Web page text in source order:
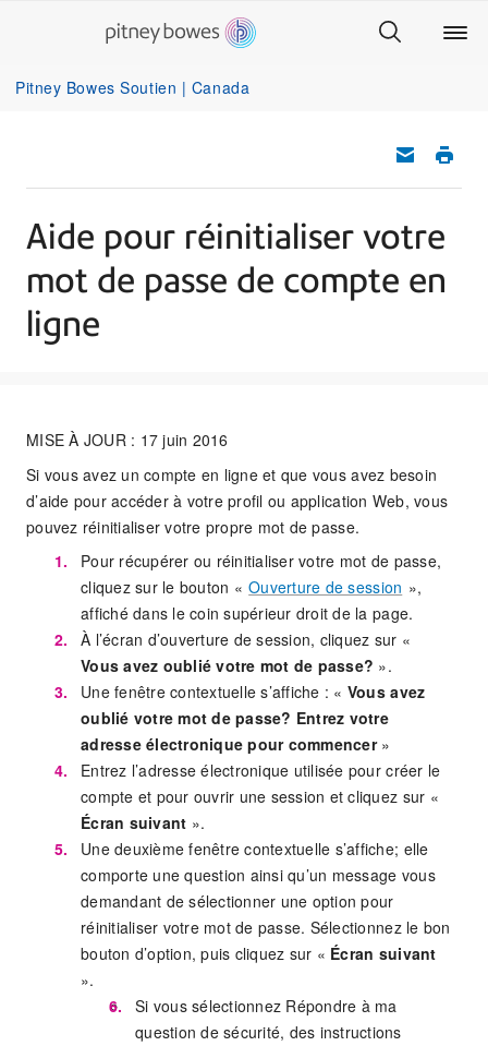
Pitney Bowes Soutien | Canada
Aide pour réinitialiser votre
mot de passe de compte en
ligne
MISE À JOUR : 17 juin 2016
Si vous avez un compte en ligne et que vous avez besoin
d’aide pour accéder à votre profil ou application Web, vous
pouvez réinitialiser votre propre mot de passe.
Pour récupérer ou réinitialiser votre mot de passe,
cliquez sur le bouton « Ouverture de session »,
affiché dans le coin supérieur droit de la page.
À l’écran d’ouverture de session, cliquez sur «
Vous avez oublié votre mot de passe? ».
Une fenêtre contextuelle s’affiche : « Vous avez
oublié votre mot de passe? Entrez votre
adresse électronique pour commencer »
Entrez l’adresse électronique utilisée pour créer le
compte et pour ouvrir une session et cliquez sur «
Écran suivant ».
Une deuxième fenêtre contextuelle s’affiche; elle
comporte une question ainsi qu’un message vous
demandant de sélectionner une option pour
réinitialiser votre mot de passe. Sélectionnez le bon
bouton d’option, puis cliquez sur « Écran suivant
».
Si vous sélectionnez Répondre à ma
question de sécurité, des instructions